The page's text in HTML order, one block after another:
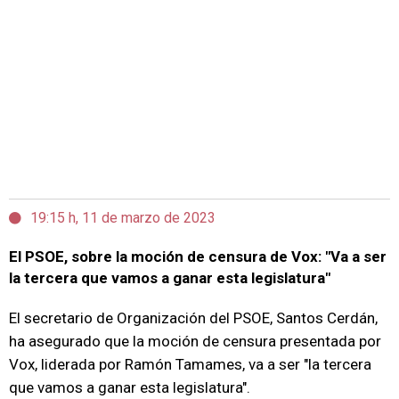
19:15 h, 11 de marzo de 2023
El PSOE, sobre la moción de censura de Vox: "Va a ser
la tercera que vamos a ganar esta legislatura"
El secretario de Organización del PSOE, Santos Cerdán,
ha asegurado que la moción de censura presentada por
Vox, liderada por Ramón Tamames, va a ser "la tercera
que vamos a ganar esta legislatura".